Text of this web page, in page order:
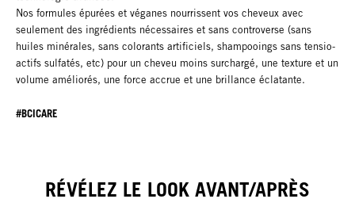
Nos formules épurées et véganes nourrissent vos cheveux avec
seulement des ingrédients nécessaires et sans controverse (sans
huiles minérales, sans colorants artificiels, shampooings sans tensio-
actifs sulfatés, etc) pour un cheveu moins surchargé, une texture et un
volume améliorés, une force accrue et une brillance éclatante.
#BCICARE
RÉVÉLEZ LE LOOK AVANT/APRÈS